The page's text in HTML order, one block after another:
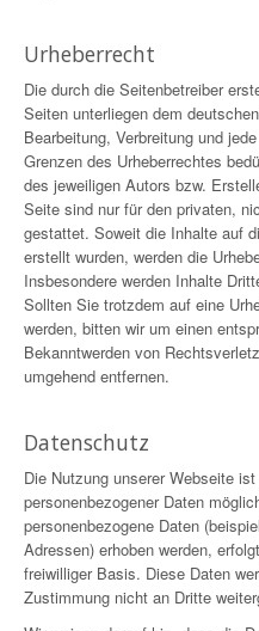
Urheberrecht
Die durch die Seitenbetreiber
Seiten unterliegen dem
Bearbeitung, Verbreitung und
Grenzen des Urheberrechtes
des jeweiligen Autors bzw.
Seite sind nur für den privaten,
gestattet. Soweit die Inhalte auf
erstellt wurden, werden die
Insbesondere werden Inhalte
Sollten Sie trotzdem auf eine
werden, bitten wir um einen
Bekanntwerden von
umgehend entfernen.
Datenschutz
Die Nutzung unserer Webseite
personenbezogener Daten
personenbezogene Daten
Adressen) erhoben werden,
freiwilliger Basis. Diese Daten
Zustimmung nicht an Dritte